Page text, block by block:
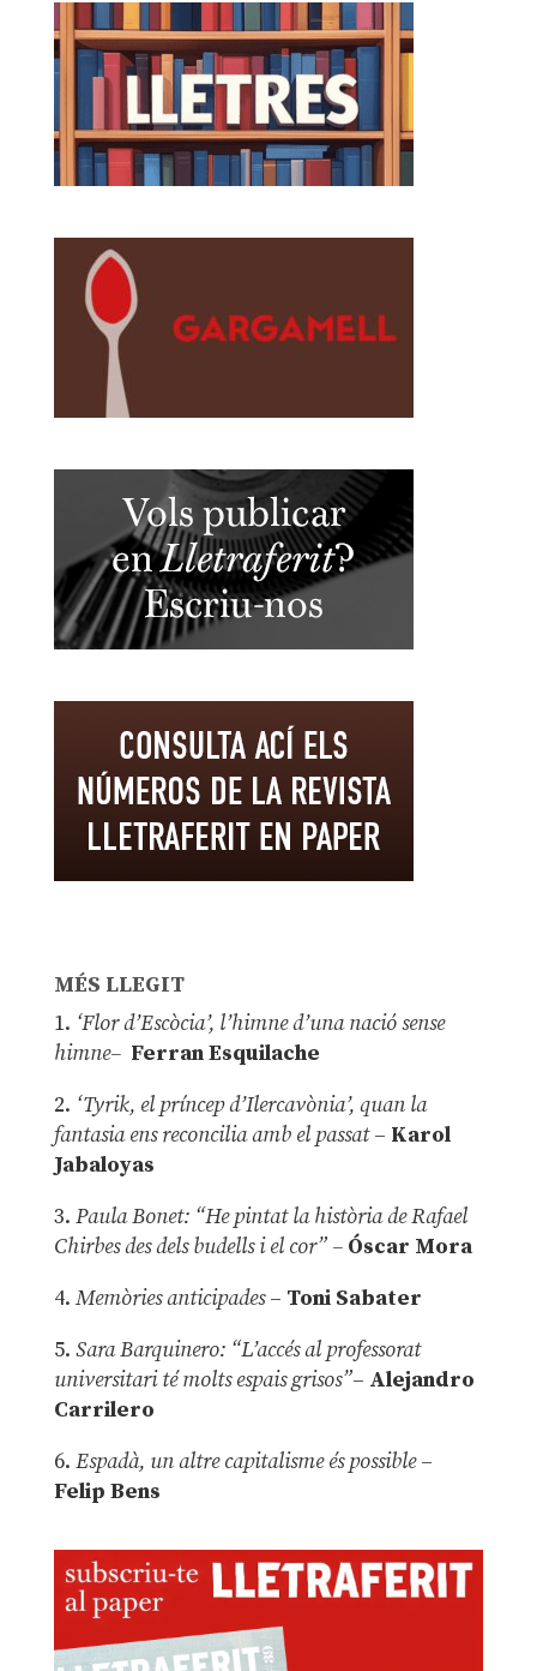
MÉS LLEGIT
1. ‘Flor d’Escòcia’, l’himne d’una nació sense
himne– Ferran Esquilache
2. ‘Tyrik, el príncep d’Ilercavònia’, quan la
fantasia ens reconcilia amb el passat– Karol
Jabaloyas
3. Paula Bonet: “He pintat la història de Rafael
Chirbes des dels budells i el cor” –Óscar Mora
4. Memòries anticipades– Toni Sabater
5. Sara Barquinero: “L’accés al professorat
universitari té molts espais grisos”– Alejandro
Carrilero
6. Espadà, un altre capitalisme és possible –
Felip Bens